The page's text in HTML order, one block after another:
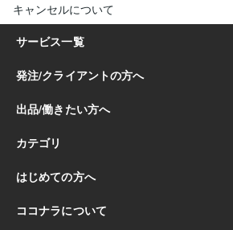
キャンセルについて